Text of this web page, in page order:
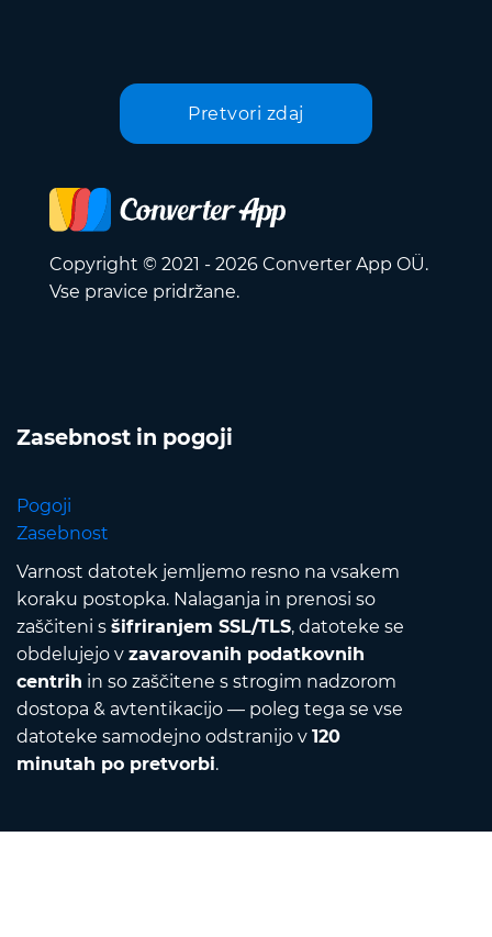
Pretvori zdaj
Copyright © 2021 - 2026 Converter App OÜ.
Vse pravice pridržane.
Zasebnost in pogoji
Pogoji
Zasebnost
Varnost datotek jemljemo resno na vsakem
koraku postopka. Nalaganja in prenosi so
zaščiteni s šifriranjem SSL/TLS, datoteke se
obdelujejo v zavarovanih podatkovnih
centrih in so zaščitene s strogim nadzorom
dostopa & avtentikacijo — poleg tega se vse
datoteke samodejno odstranijo v 120
minutah po pretvorbi.